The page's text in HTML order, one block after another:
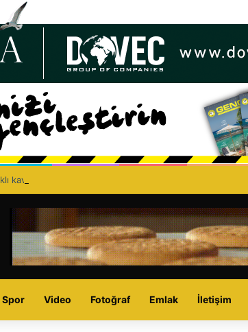
kavga can aldı: 40 yaşındaki adam yaşamını yitirdi
Spor Video Fotoğraf Emlak İletişim